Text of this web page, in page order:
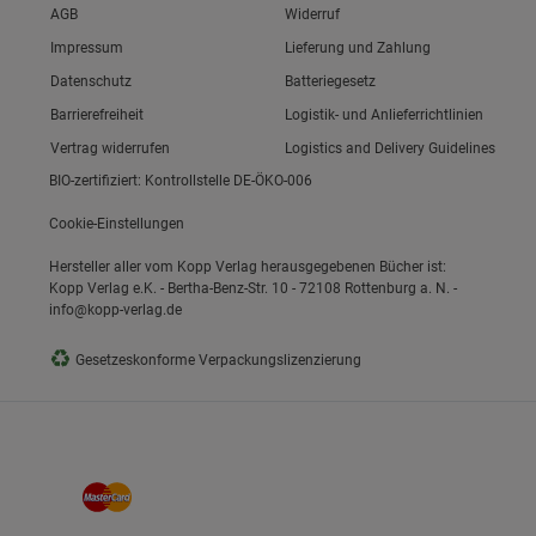
Link zum/zur
AGB
Link zum/zur
Impressum
Link zum/zur
Datenschutz
Link zum/zur
Barrierefreiheit
Vertrag widerrufen
Widerruf
Lieferung und Zahlung
Batteriegesetz
Logistik- und Anlieferrichtlinien
Logistics and Delivery Guidelines
BIO-zertifiziert: Kontrollstelle DE-ÖKO-006
Cookie-Einstellungen
Hersteller aller vom Kopp Verlag herausgegebenen Bücher ist:
Kopp Verlag e.K. - Bertha-Benz-Str. 10 - 72108 Rottenburg a. N. -
info@kopp-verlag.de
♻ Gesetzeskonforme Verpackungslizenzierung
Gruppe